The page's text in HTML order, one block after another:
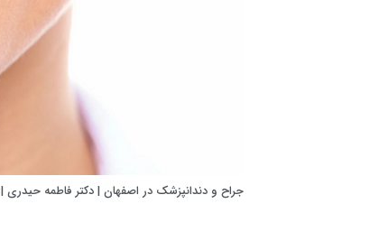
جراح و دندانپزشک در اصفهان | دکتر فاطمه حیدری